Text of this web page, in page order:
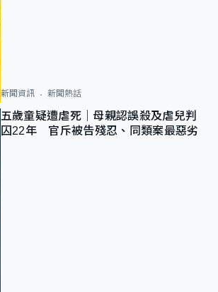
新聞資訊 新聞熱話
五歲童疑遭虐死｜母親認誤殺及虐兒判
囚22年 官斥被告殘忍、同類案最惡劣